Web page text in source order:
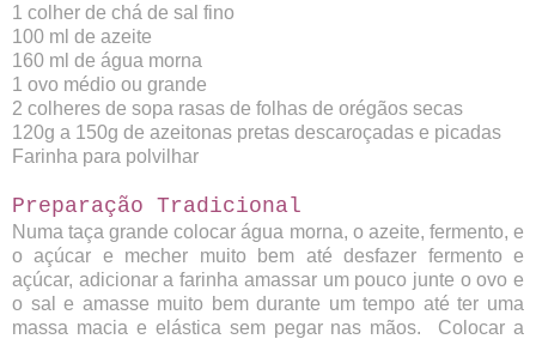
1 colher de chá de sal fino
100 ml de azeite
160 ml de água morna
1 ovo médio ou grande
2 colheres de sopa rasas de folhas de orégãos secas
120g a 150g de azeitonas pretas descaroçadas e picadas
Farinha para polvilhar
Preparação Tradicional
Numa taça grande colocar água morna, o azeite, fermento, e
o açúcar e mecher muito bem até desfazer fermento e
açúcar, adicionar a farinha amassar um pouco junte o ovo e
o sal e amasse muito bem durante um tempo até ter uma
massa macia e elástica sem pegar nas mãos.
Colocar a